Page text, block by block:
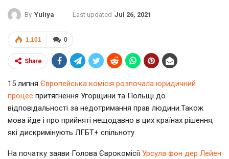
By Yuliya Last updated Jul 26, 2021
0
1,101
Share
1 5 липня Європейська комісія розпочала юридичний
процес притягнення Угорщини та Польщі до
відповідальності за недотримання прав людини.Також
мова йде і про прийняті нещодавно в цих країнах рішення,
які дискримінують ЛГБТ+ спільноту.
На початку заяви Голова Єврокомісії Урсула фон дер Лейен